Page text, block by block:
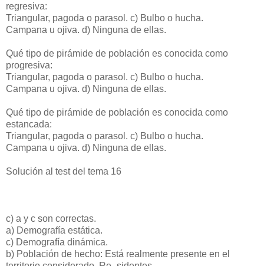
regresiva:
Triangular, pagoda o parasol. c) Bulbo o hucha.
Campana u ojiva. d) Ninguna de ellas.
Qué tipo de pirámide de población es conocida como
progresiva:
Triangular, pagoda o parasol. c) Bulbo o hucha.
Campana u ojiva. d) Ninguna de ellas.
Qué tipo de pirámide de población es conocida como
estancada:
Triangular, pagoda o parasol. c) Bulbo o hucha.
Campana u ojiva. d) Ninguna de ellas.
Solución al test del tema 16
c) a y c son correctas.
a) Demografía estática.
c) Demografía dinámica.
b) Población de hecho: Está realmente presente en el